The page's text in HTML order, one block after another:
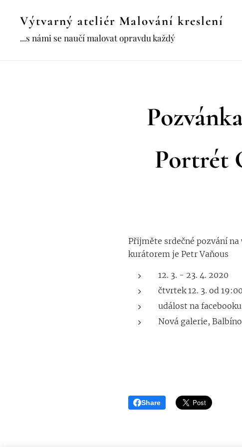
Výtvarný ateliér Malování kreslení
...s námi se naučí malovat opravdu každý
Portrét
Přijměte srdečné pozvání
kurátorem je Petr Vaňous
12. 3. - 23. 4. 2020
čtvrtek 12. 3. od
událost na facebooku
Nová galerie,
Share